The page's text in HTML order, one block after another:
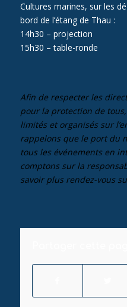
Cultures marines, sur les
bord de l’étang de Thau :
14h30 – projection
15h30 – table-ronde
Afin de respecter les
pour la protection de
limités et organisés sur
rappelons que le port du
tous les événements en
comptons sur la
savoir plus rendez-vous